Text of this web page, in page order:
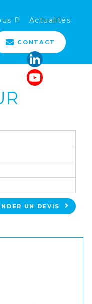
Actualités
CONTACT
UN DEVIS